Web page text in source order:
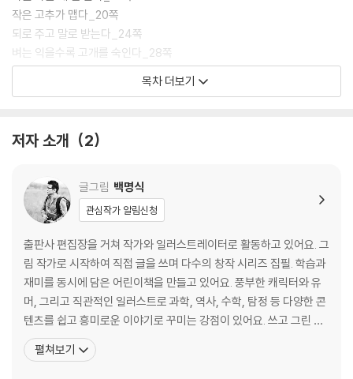
작은 고추가 맵다_20쪽
되로 주고 말로 받는다_24쪽
벼는 익을수록 고개를 숙인다_28쪽
등잔 밑이 어둡다_38쪽
말 한마디에 천 냥 빚을 갚는다_46쪽
돌다리도 두들겨 보고 건너라_50쪽
가는 말이 고와야 오는 말도 곱다_68쪽
천 리 길도 한 걸음부터_54쪽
세 번째 걸음
낮말은 새가 듣고 밤말은 쥐가 듣는다_60쪽
발 없는 말이 천 리 간다_64쪽
가는 말이 고와야 오는 말도 곱다_68쪽
목차 더보기
저자 소개 2
글그림 백명식
관심작가 알림신청
출판사 편집장을 거쳐 작가와 일러스트레이터로 활동하고 있어요. 그
림 작가로 시작하여 직접 글을 쓰며 다수의 창작 시리즈 집필. 학습과
재미를 동시에 담은 어린이책을 만들고 있어요. 풍부한 캐릭터와 유
머, 그리고 직관적인 일러스트로 과학, 역사, 수학, 탐정 등 다양한 콘
텐츠를 쉽고 흥미로운 이야기로 꾸미는 강점이 있어요. 쓰고 그린 책
들이 중국, 대만, 일본 등 여러 나라의 독자들과 만나고 있어요. 소년
한국일보 일러스트상, 소년 한국일보 출판 기획상, 중앙광고대상, 서
펼쳐보기